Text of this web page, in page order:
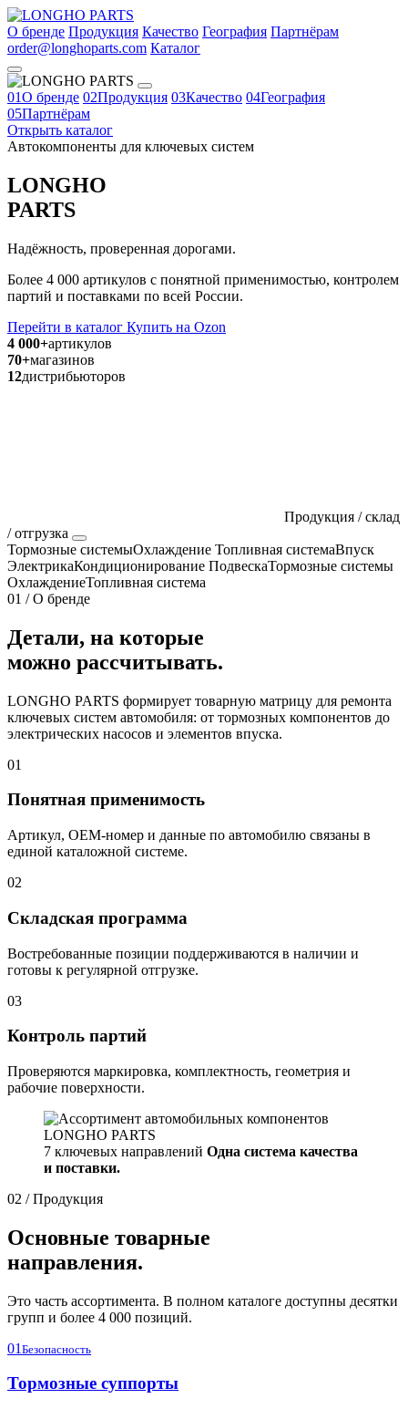
О бренде Продукция Качество География Партнёрам
order@longhoparts.com Каталог
01О бренде 02Продукция 03Качество 04География
05Партнёрам
Открыть каталог
Автокомпоненты для ключевых систем
LONGHO
PARTS
Надёжность, проверенная дорогами.
Более 4 000 артикулов с понятной применимостью, контролем
партий и поставками по всей России.
Перейти в каталог Купить на Ozon
4 000+артикулов
70+магазинов
12дистрибьюторов
Продукция / склад
/ отгрузка
Тормозные системыОхлаждение Топливная системаВпуск
ЭлектрикаКондиционирование ПодвескаТормозные системы
ОхлаждениеТопливная система
01 / О бренде
Детали, на которые
можно рассчитывать.
LONGHO PARTS формирует товарную матрицу для ремонта
ключевых систем автомобиля: от тормозных компонентов до
электрических насосов и элементов впуска.
01
Понятная применимость
Артикул, OEM-номер и данные по автомобилю связаны в
единой каталожной системе.
02
Складская программа
Востребованные позиции поддерживаются в наличии и
готовы к регулярной отгрузке.
03
Контроль партий
Проверяются маркировка, комплектность, геометрия и
рабочие поверхности.
7 ключевых направлений Одна система качества
и поставки.
02 / Продукция
Основные товарные
направления.
Это часть ассортимента. В полном каталоге доступны десятки
групп и более 4 000 позиций.
01 Безопасность
Тормозные суппорты